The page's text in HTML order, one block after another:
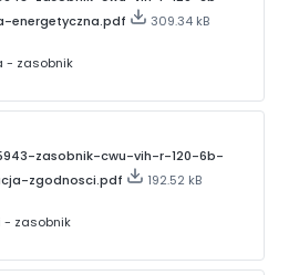
energetyczna.pdf
309.34 kB
- zasobnik
zasobnik-cwu-vih-r-120-6b-
zgodnosci.pdf
192.52 kB
- zasobnik